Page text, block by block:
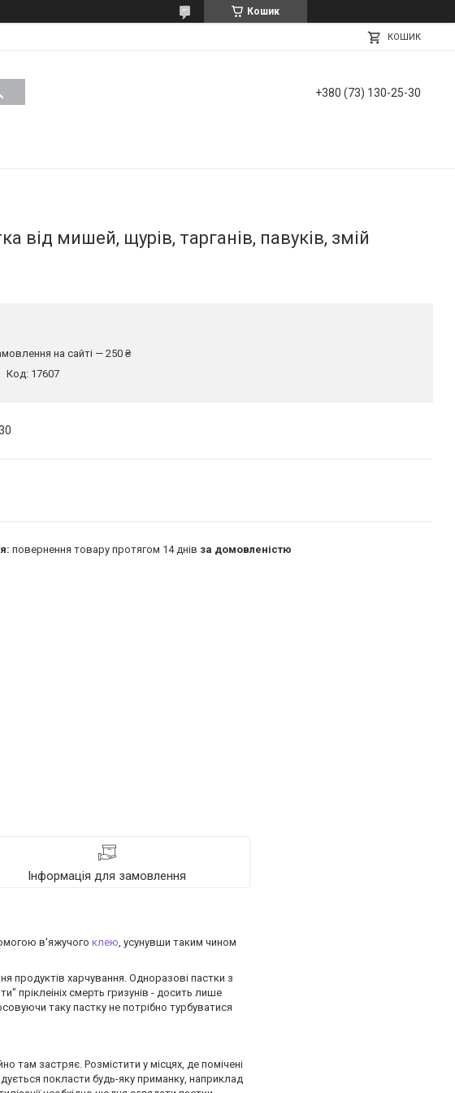
Кошик
КОШИК
+380 (73) 130-25-30
від мишей, щурів, тарганів, павуків, змій
на сайті — 250 ₴
Код: 17607
повернення товару протягом 14 днів за домовленістю
Інформація для замовлення
в'яжучого клею, усунувши таким чином
продуктів харчування. Одноразові пастки з
пріклеініх смерть гризунів - досить лише
таку пастку не потрібно турбуватися
там застряє. Розмістити у місцях, де помічені
покласти будь-яку приманку, наприклад